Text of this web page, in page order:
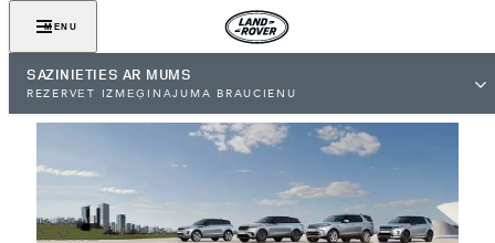
MENU
SAZINIETIES AR MUMS
REZERVĒT IZMĒĢINĀJUMA BRAUCIENU